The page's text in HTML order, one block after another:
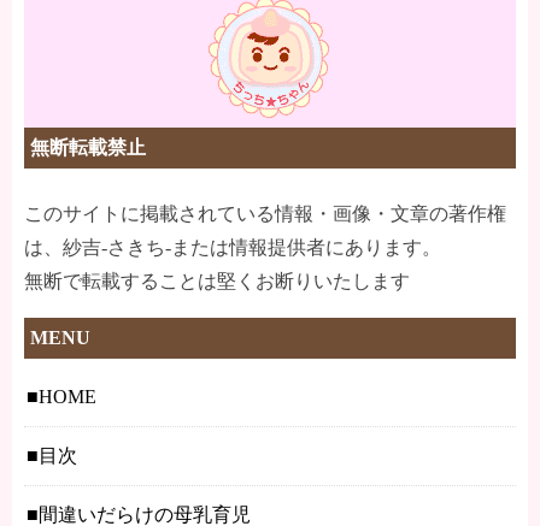
無断転載禁止
このサイトに掲載されている情報・画像・文章の著作権
は、紗吉-さきち-または情報提供者にあります。
無断で転載することは堅くお断りいたします
MENU
HOME
目次
間違いだらけの母乳育児